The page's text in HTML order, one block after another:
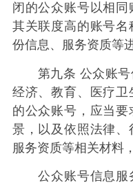
闭的公众账号以相
其关联度高的账号
份信息、服务资质等
第九条 公众账号
经济、教育、医疗
的公众账号，应当
景，以及依照法律
服务资质等相关材料
公众账号信息服